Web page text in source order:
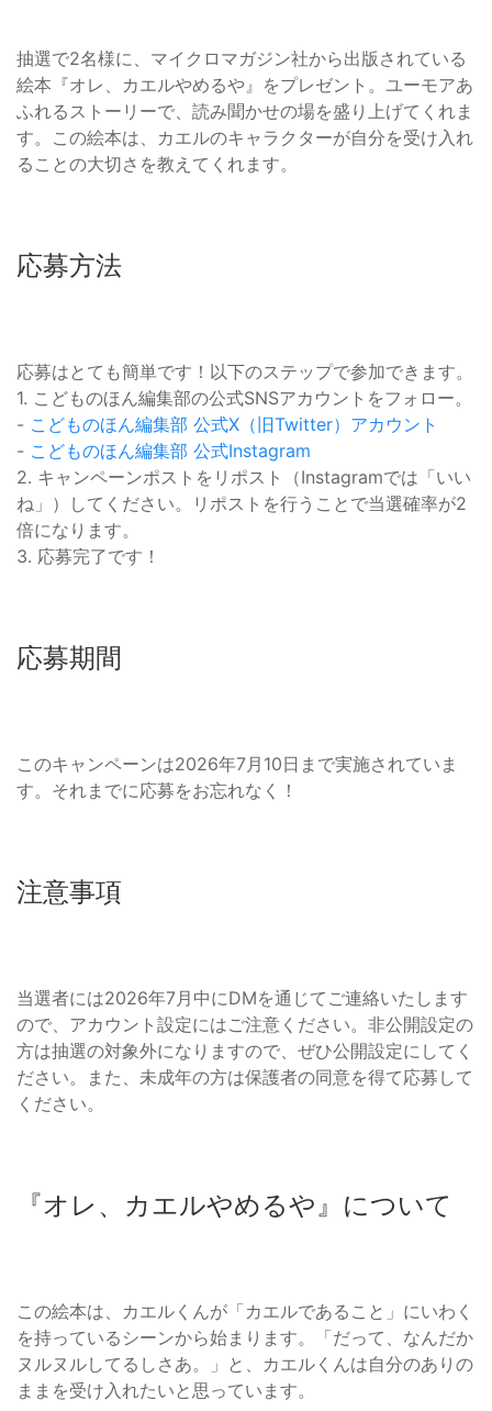
抽選で2名様に、マイクロマガジン社から出版されている
絵本『オレ、カエルやめるや』をプレゼント。ユーモアあ
ふれるストーリーで、読み聞かせの場を盛り上げてくれま
す。この絵本は、カエルのキャラクターが自分を受け入れ
ることの大切さを教えてくれます。
応募方法
応募はとても簡単です！以下のステップで参加できます。
1. こどものほん編集部の公式SNSアカウントをフォロー。
- こどものほん編集部 公式X（旧Twitter）アカウント
- こどものほん編集部 公式Instagram
2. キャンペーンポストをリポスト（Instagramでは「いい
ね」）してください。リポストを行うことで当選確率が2
倍になります。
3. 応募完了です！
応募期間
このキャンペーンは2026年7月10日まで実施されていま
す。それまでに応募をお忘れなく！
注意事項
当選者には2026年7月中にDMを通じてご連絡いたします
ので、アカウント設定にはご注意ください。非公開設定の
方は抽選の対象外になりますので、ぜひ公開設定にしてく
ださい。また、未成年の方は保護者の同意を得て応募して
ください。
『オレ、カエルやめるや』について
この絵本は、カエルくんが「カエルであること」にいわく
を持っているシーンから始まります。「だって、なんだか
ヌルヌルしてるしさあ。」と、カエルくんは自分のありの
ままを受け入れたいと思っています。